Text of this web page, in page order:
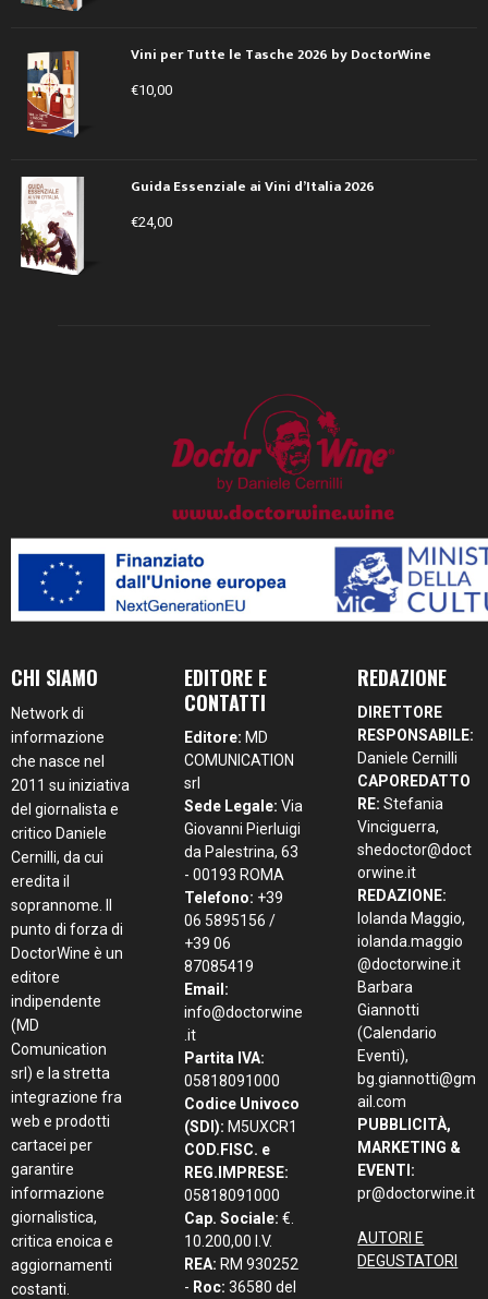
Vini per Tutte le Tasche 2026 by DoctorWine
€10,00
Guida Essenziale ai Vini d’Italia 2026
€24,00
CHI SIAMO
Network di
informazione
che nasce nel
2011 su iniziativa
del giornalista e
critico Daniele
Cernilli, da cui
eredita il
soprannome. Il
punto di forza di
DoctorWine è un
editore
indipendente
(MD
Comunication
srl) e la stretta
integrazione fra
web e prodotti
cartacei per
garantire
informazione
giornalistica,
critica enoica e
aggiornamenti
costanti.
EDITORE E
CONTATTI
Editore: MD
COMUNICATION
srl
Sede Legale: Via
Giovanni Pierluigi
da Palestrina, 63
- 00193 ROMA
Telefono: +39
06 5895156 /
+39 06
87085419
Email:
info@doctorwine
.it
Partita IVA:
05818091000
Codice Univoco
(SDI): M5UXCR1
COD.FISC. e
REG.IMPRESE:
05818091000
Cap. Sociale: €.
10.200,00 I.V.
REA: RM 930252
- Roc: 36580 del
REDAZIONE
DIRETTORE
RESPONSABILE:
Daniele Cernilli
CAPOREDATTO
RE: Stefania
Vinciguerra,
shedoctor@doct
orwine.it
REDAZIONE:
Iolanda Maggio,
iolanda.maggio
@doctorwine.it
Barbara
Giannotti
(Calendario
Eventi),
bg.giannotti@gm
ail.com
PUBBLICITÀ,
MARKETING &
EVENTI:
pr@doctorwine.it
AUTORI E
DEGUSTATORI